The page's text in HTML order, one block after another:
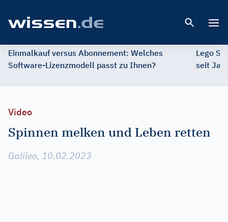
Einmalkauf versus Abonnement: Welches
Software-Lizenzmodell passt zu Ihnen?
Lego
seit
Video
Spinnen melken und Leben retten
Galileo, 10.02.2023